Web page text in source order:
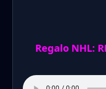
Regalo NHL: